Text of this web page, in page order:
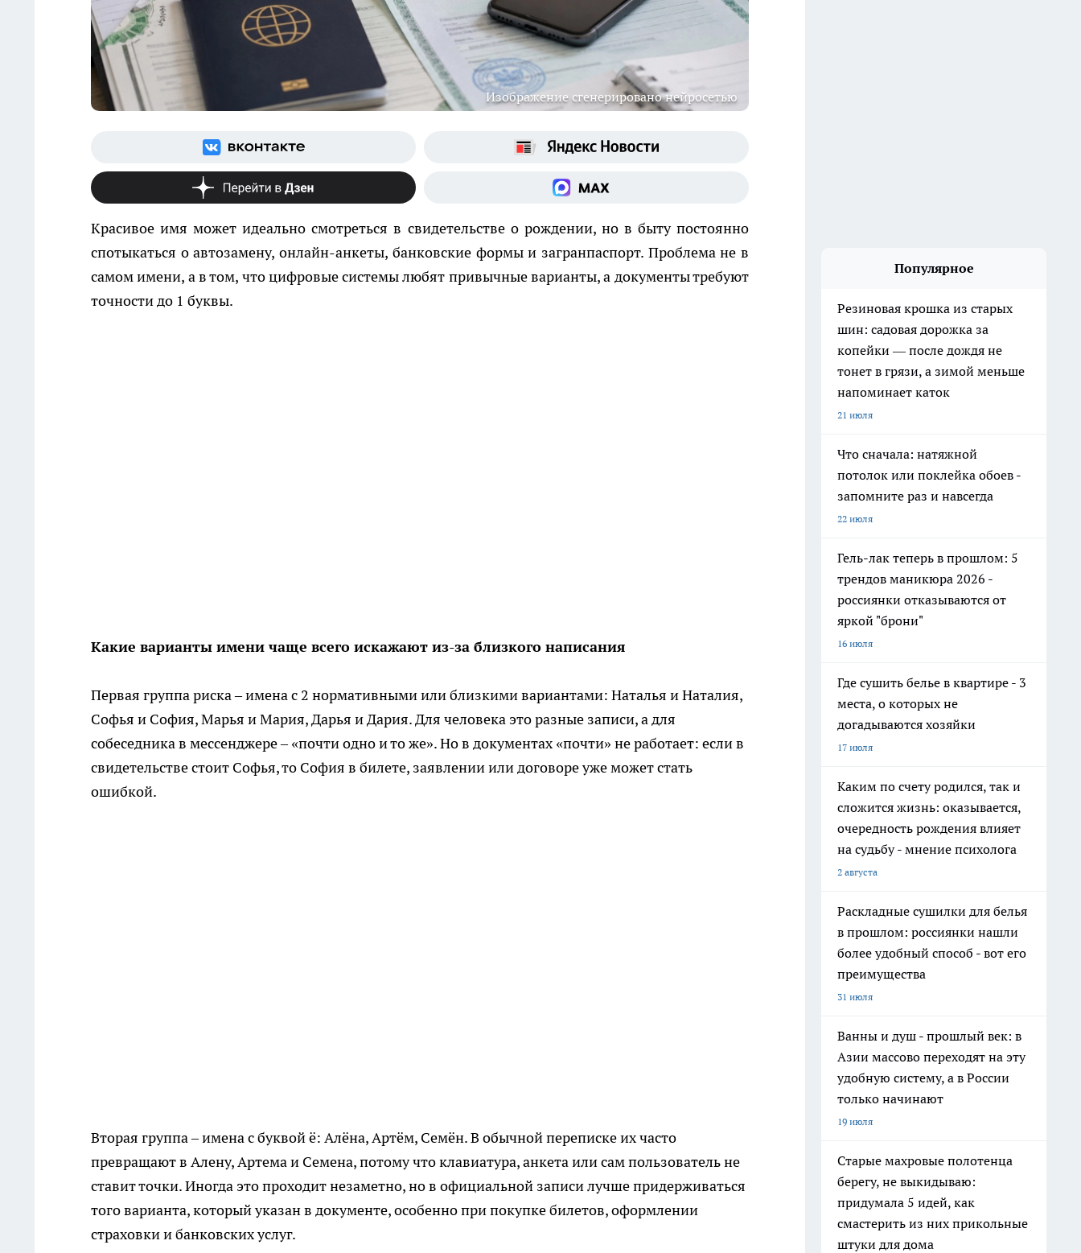
Изображение сгенерировано нейросетью
Красивое имя может идеально смотреться в свидетельстве о рождении, но в быту постоянно
спотыкаться о автозамену, онлайн-анкеты, банковские формы и загранпаспорт. Проблема не в
самом имени, а в том, что цифровые системы любят привычные варианты, а документы требуют
точности до 1 буквы.
Какие варианты имени чаще всего искажают из-за близкого написания
Первая группа риска – имена с 2 нормативными или близкими вариантами: Наталья и Наталия,
Софья и София, Марья и Мария, Дарья и Дария. Для человека это разные записи, а для
собеседника в мессенджере – «почти одно и то же». Но в документах «почти» не работает: если в
свидетельстве стоит Софья, то София в билете, заявлении или договоре уже может стать
ошибкой.
Вторая группа – имена с буквой ё: Алёна, Артём, Семён. В обычной переписке их часто
превращают в Алену, Артема и Семена, потому что клавиатура, анкета или сам пользователь не
ставит точки. Иногда это проходит незаметно, но в официальной записи лучше придерживаться
того варианта, который указан в документе, особенно при покупке билетов, оформлении
страховки и банковских услуг.
Популярное
Резиновая крошка из старых
шин: садовая дорожка за
копейки — после дождя не
тонет в грязи, а зимой меньше
напоминает каток
21 июля
Что сначала: натяжной
потолок или поклейка обоев -
запомните раз и навсегда
22 июля
Гель-лак теперь в прошлом: 5
трендов маникюра 2026 -
россиянки отказываются от
яркой "брони"
16 июля
Где сушить белье в квартире - 3
места, о которых не
догадываются хозяйки
17 июля
Каким по счету родился, так и
сложится жизнь: оказывается,
очередность рождения влияет
на судьбу - мнение психолога
2 августа
Раскладные сушилки для белья
в прошлом: россиянки нашли
более удобный способ - вот его
преимущества
31 июля
Ванны и душ - прошлый век: в
Азии массово переходят на эту
удобную систему, а в России
только начинают
19 июля
Старые махровые полотенца
берегу, не выкидываю:
придумала 5 идей, как
смастерить из них прикольные
штуки для дома